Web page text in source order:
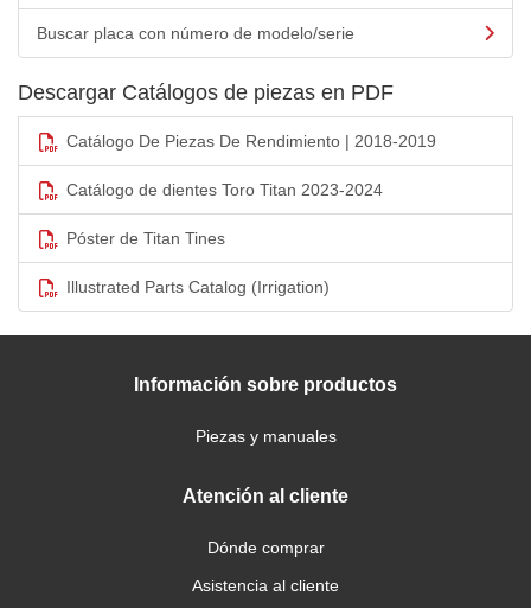
Buscar placa con número de modelo/serie
Descargar Catálogos de piezas en PDF
Catálogo De Piezas De Rendimiento | 2018-2019
Catálogo de dientes Toro Titan 2023-2024
Póster de Titan Tines
Illustrated Parts Catalog (Irrigation)
Información sobre productos
Piezas y manuales
Atención al cliente
Dónde comprar
Asistencia al cliente